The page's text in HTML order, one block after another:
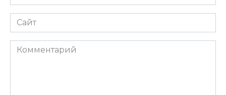
*
Сайт
Комментарий